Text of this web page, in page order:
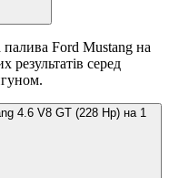
Ford Mustang на
серед
4.6 V8 GT (228 Hp) на 1